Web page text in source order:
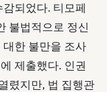
되었다. 티모페
불법적으로 정신
한 불만을 조사
제출했다. 인권
렸지만, 법 집행관